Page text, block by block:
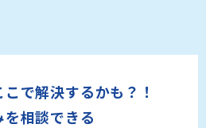
で解決するかも？！
を相談できる